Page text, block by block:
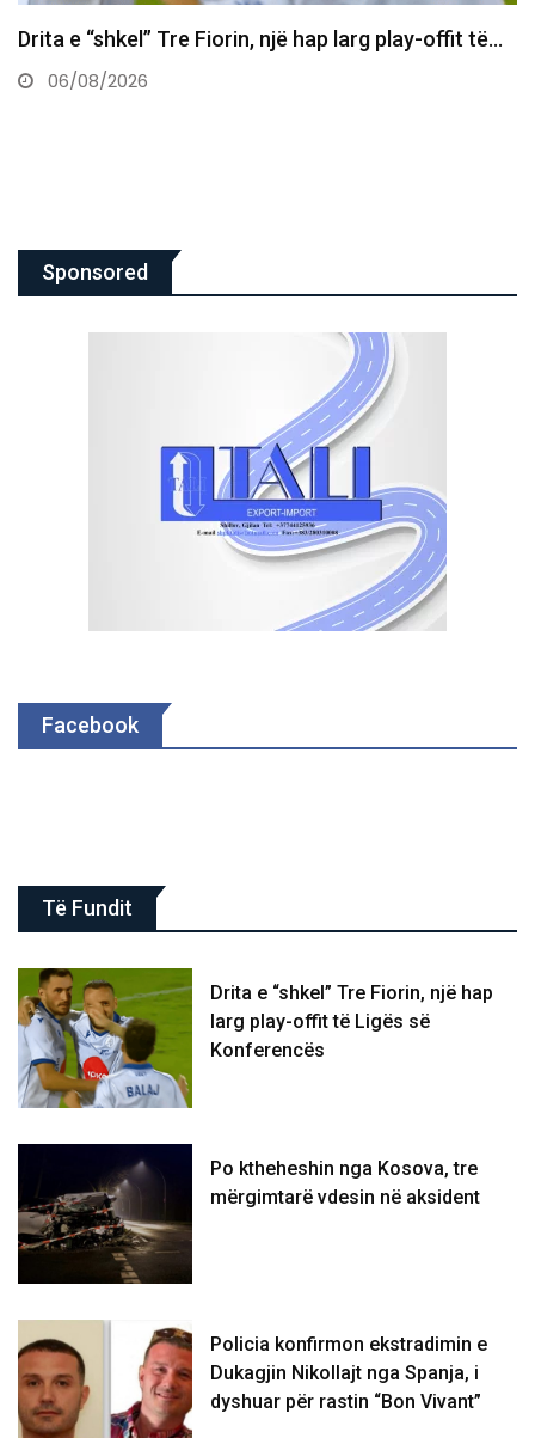
të…
Daut Haradinaj Kurtit: Sa mirë po të sheh
Sponsored
Facebook
Të Fundit
Drita e “shkel” Tre Fiorin, një hap
larg play-offit të Ligës së
Konferencës
Po ktheheshin nga Kosova, tre
mërgimtarë vdesin në aksident
Policia konfirmon ekstradimin e
Dukagjin Nikollajt nga Spanja, i
dyshuar për rastin “Bon Vivant”